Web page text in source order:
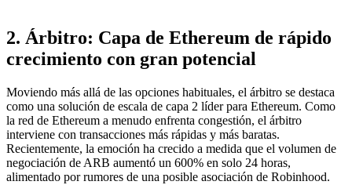
2. Árbitro: Capa de Ethereum de rápido
crecimiento con gran potencial
Moviendo más allá de las opciones habituales, el árbitro se destaca
como una solución de escala de capa 2 líder para Ethereum. Como
la red de Ethereum a menudo enfrenta congestión, el árbitro
interviene con transacciones más rápidas y más baratas.
Recientemente, la emoción ha crecido a medida que el volumen de
negociación de ARB aumentó un 600% en solo 24 horas,
alimentado por rumores de una posible asociación de Robinhood.